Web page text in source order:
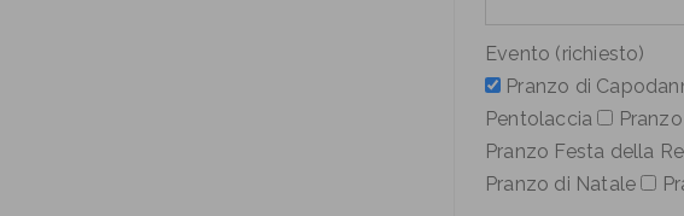
Evento (richiesto)
Pranzo di
Pentolaccia
Pranzo Festa della
Pranzo di Natale